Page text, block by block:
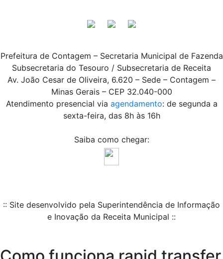
Prefeitura de Contagem – Secretaria Municipal de Fazenda
Subsecretaria do Tesouro / Subsecretaria de Receita
Av. João Cesar de Oliveira, 6.620 – Sede – Contagem –
Minas Gerais – CEP 32.040-000
Atendimento presencial via agendamento: de segunda a
sexta-feira, das 8h às 16h
Saiba como chegar:
:: Site desenvolvido pela Superintendência de Informação
e Inovação da Receita Municipal ::